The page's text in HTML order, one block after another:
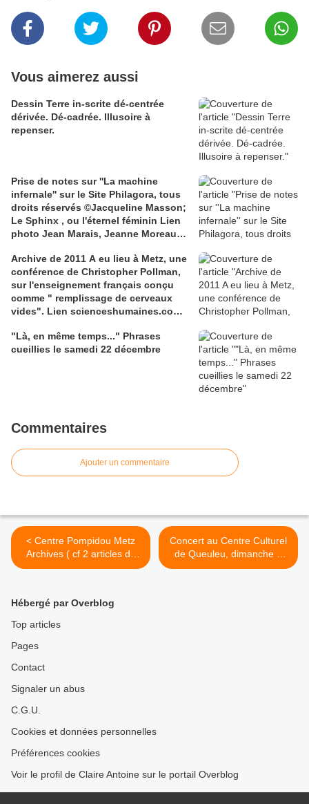
Vous aimerez aussi
Dessin Terre in-scrite dé-centrée
dérivée. Dé-cadrée. Illusoire à
repenser.
Prise de notes sur ''La machine
infernale'' sur le Site Philagora, tous
droits réservés ©Jacqueline Masson;
Le Sphinx , ou l'éternel féminin Lien
photo Jean Marais, Jeanne Moreau
Archive de 2011 A eu lieu à Metz, une
conférence de Christopher Pollman,
sur l'enseignement français conçu
comme " remplissage de cerveaux
vides". Lien scienceshumaines.com,
Léotard, ''Le dressage des élites...''
"Là, en même temps..." Phrases
cueillies le samedi 22 décembre
Commentaires
Ajouter un commentaire
< Centre Pompidou Metz
Archives ( cf 2 articles du
Figaro.fr de mars 2010 ) Ce
Concert au Centre Culturel
de Queuleu, dimanche 6
novembre,à 15 h >
Hébergé par Overblog
Top articles
Pages
Contact
Signaler un abus
C.G.U.
Cookies et données personnelles
Préférences cookies
Voir le profil de Claire Antoine sur le portail Overblog